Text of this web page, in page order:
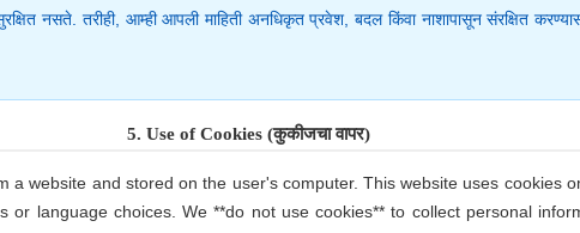
नसते. तरीही, आम्ही आपली माहिती अनधिकृत प्रवेश, बदल किंवा नाशापासून संरक्षित
5. Use of Cookies (कुकीजचा वापर)
a website and stored on the user's computer. This website uses cookies
or language choices. We **do not use cookies** to collect personal